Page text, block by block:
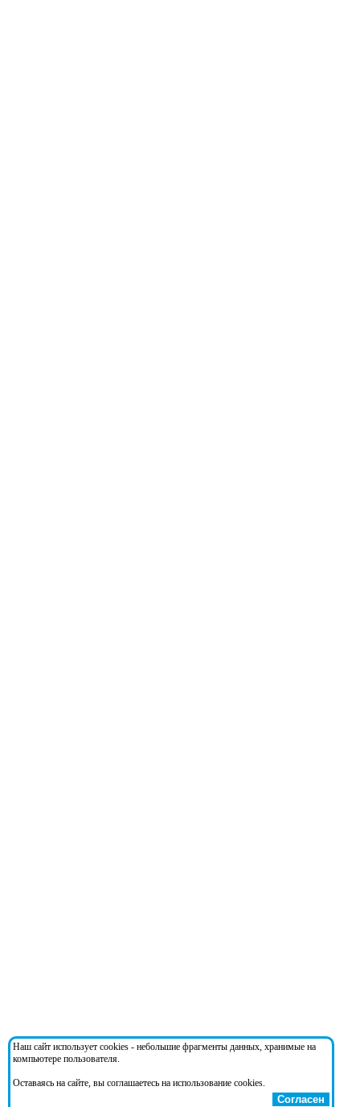
Наш сайт использует cookies - небольшие фрагменты данных, хранимые на
компьютере пользователя.
Оставаясь на сайте, вы соглашаетесь на использование cookies.
Согласен